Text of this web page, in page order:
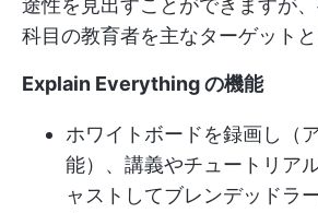
途性を見出すことができますが
科目の教育者を主なターゲットと
Explain Everything の機能
ホワイトボードを録画し（
能）、講義やチュートリア
ャストしてブレンデッドラ